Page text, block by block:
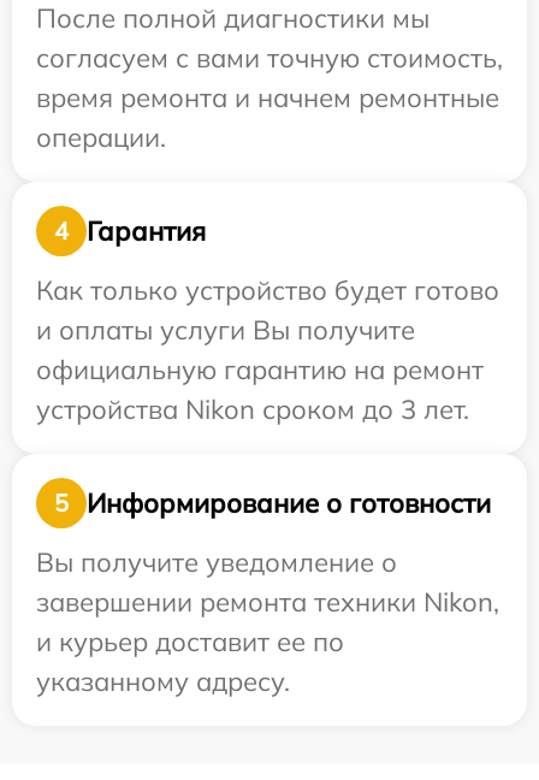
После полной диагностики мы
согласуем с вами точную стоимость,
время ремонта и начнем ремонтные
операции.
4
Гарантия
Как только устройство будет готово
и оплаты услуги Вы получите
официальную гарантию на ремонт
устройства Nikon сроком до 3 лет.
5
Информирование о готовности
Вы получите уведомление о
завершении ремонта техники Nikon,
и курьер доставит ее по
указанному адресу.